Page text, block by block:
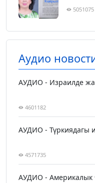
5051075
Аудио
АУДИО - Израилде
4601182
АУДИО - Түркиядагы
4571735
АУДИО - Америкалык